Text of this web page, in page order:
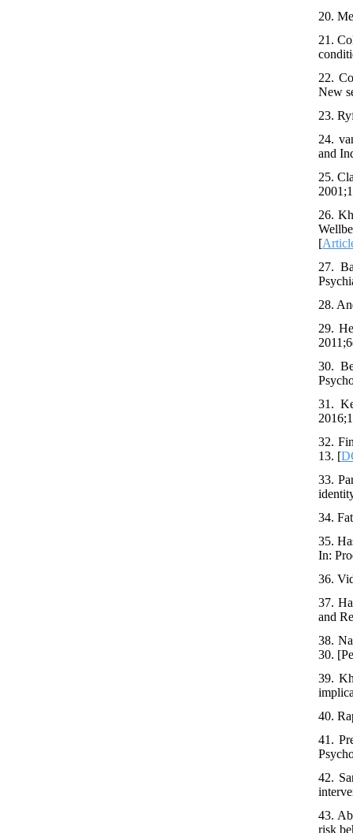
20.
21.
22.
New
23.
24.
and
25.
26.
[
27.
28.
29.
30.
31.
32.
13. [
33.
34.
35.
In:
36.
37.
and
38.
30.
39.
40.
41.
42.
43.
risk